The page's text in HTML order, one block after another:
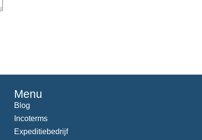
Menu
Blog
Incoterms
Expeditiebedrijf